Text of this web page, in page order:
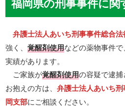
弁護士法人あいち刑事事件総合
強く、覚醒剤使用などの薬物事件で
実績があります。
ご家族が覚醒剤使用の容疑で逮
お抱えの方は、弁護士法人あいち
岡支部にご相談ください。